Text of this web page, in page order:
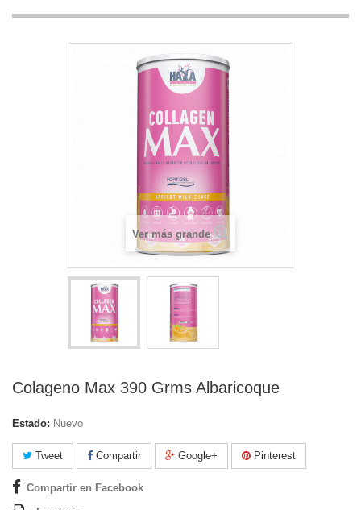
Ver más grande
Colageno Max 390 Grms Albaricoque
Estado: Nuevo
Tweet Compartir Google+ Pinterest
Compartir en Facebook